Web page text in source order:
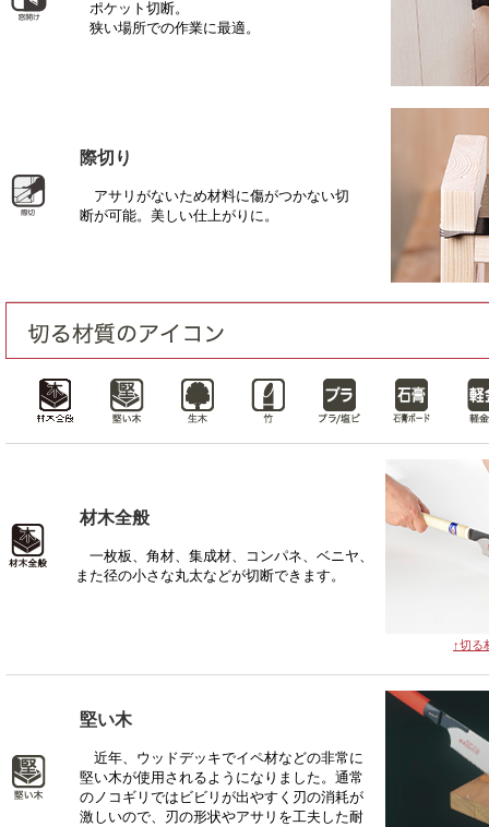
ポケット切断。
狭い場所での作業に最適。
際切り
アサリがないため材料に傷がつかない切
断が可能。美しい仕上がりに。
材木全般
一枚板、角材、集成材、コンパネ、ベニヤ、
また径の小さな丸太などが切断できます。
↑切る
堅い木
近年、ウッドデッキでイペ材などの非常に
堅い木が使用されるようになりました。通常
のノコギリではビビリが出やすく刃の消耗が
激しいので、刃の形状やアサリを工夫した耐